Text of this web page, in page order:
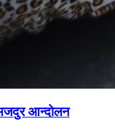
आन्दोलन